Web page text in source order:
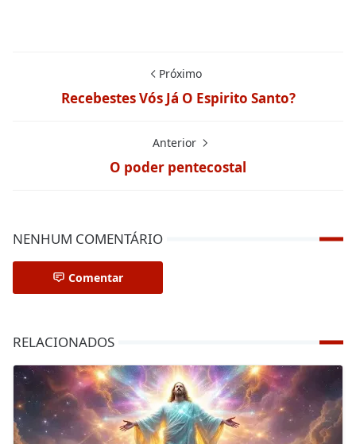
Próximo
Recebestes Vós Já O Espirito Santo?
Anterior
O poder pentecostal
NENHUM COMENTÁRIO
Comentar
RELACIONADOS